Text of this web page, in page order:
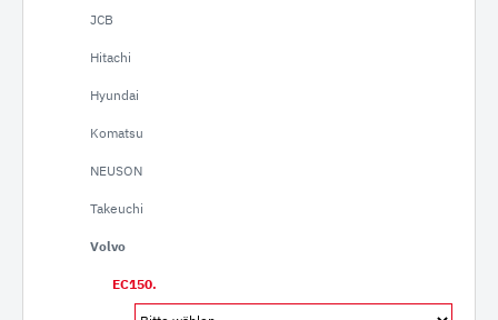
JCB
Hitachi
Hyundai
Komatsu
NEUSON
Takeuchi
Volvo
EC150.